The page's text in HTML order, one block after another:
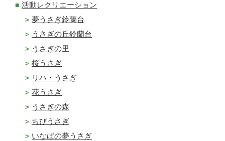
活動レクリエーション
夢うさぎ鈴蘭台
うさぎの丘鈴蘭台
うさぎの里
桜うさぎ
リハ・うさぎ
花うさぎ
うさぎの森
ちびうさぎ
いなばの夢うさぎ